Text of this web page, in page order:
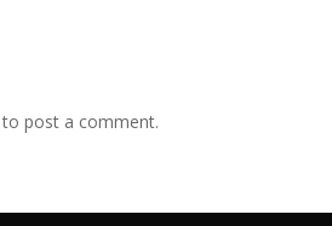
to post a comment.